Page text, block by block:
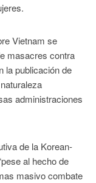
Vietnam se
masacres contra
la publicación de
administraciones
de la Korean-
al hecho de
masivo combate